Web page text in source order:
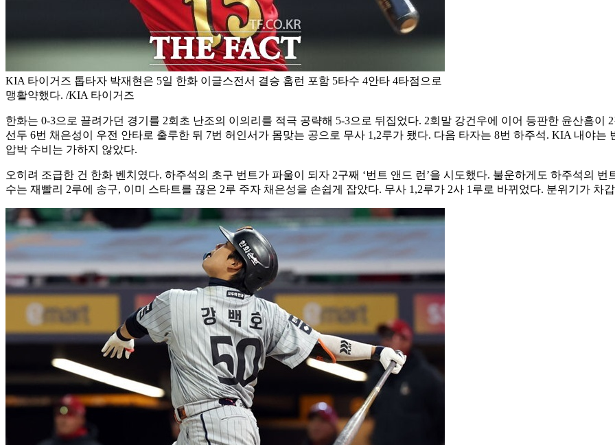
KIA 타이거즈 톱타자 박재현은 5일 한화 이글스전서 결승 홈런 포함 5타수 4안타 4타점으로
맹활약했다. /KIA 타이거즈
한화는 0-3으로 끌려가던 경기를 2회초 난조의 이의리를 적극 공략해 5-3으로 뒤집었다. 2회말 강건우에 이어 등판한 윤산흠이
선두 6번 채은성이 우전 안타로 출루한 뒤 7번 허인서가 몸맞는 공으로 무사 1,2루가 됐다. 다음 타자는 8번 하주석. KIA 내야
압박 수비는 가하지 않았다.
오히려 조급한 건 한화 벤치였다. 하주석의 초구 번트가 파울이 되자 2구째 ‘번트 앤드 런’을 시도했다. 불운하게도 하주석의
수는 재빨리 2루에 송구, 이미 스타트를 끊은 2루 주자 채은성을 손쉽게 잡았다. 무사 1,2루가 2사 1루로 바뀌었다. 분위기가 차